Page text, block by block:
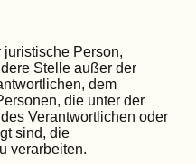
juristische Person,
Stelle außer der
dem
die unter der
Verantwortlichen oder
sind, die
verarbeiten.